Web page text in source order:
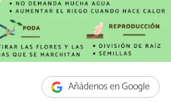
Añádenos en Google